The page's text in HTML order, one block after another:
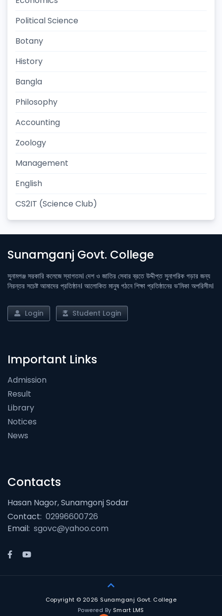
Political Science
Botany
History
Bangla
Philosophy
Accounting
Zoology
Management
English
CS2IT (Science Club)
Sunamganj Govt. College
সুনামগঞ্জ সরকারি কলেজে স্বাগতম। দেশ ও জাতির সেবার ব্রতে উদ্দীপ্ত সুনাগরিক গড়ার জন্য
নিরন্তর সচেষ্ট আমাদের প্রতিষ্ঠান। আলোকিত মানুষ গঠনে শিক্ষা প্রতিষ্ঠানের ভ’মিকা অপরিসীম।
Login Student Login
Important Links
Admission
Result
Library
Notices
News
Contacts
Hasan Nagor, Sunamgonj Sodar
Contact: 02996600726
Email: sgovc@yahoo.com
Copyright © 2026 Sunamganj Govt. College
Powered By Smart LMS